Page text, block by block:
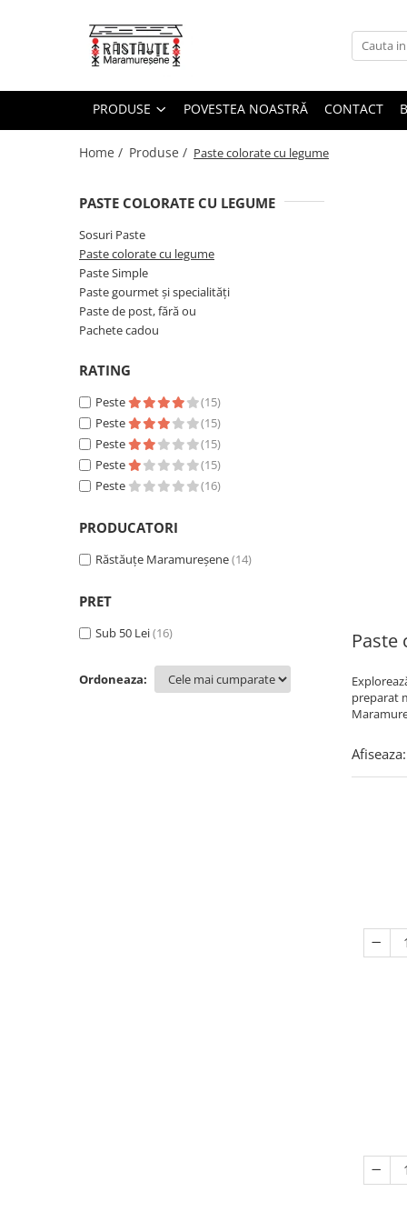
Paste colorate cu legume
Paste Simple
Paste de post, fără ou
Pachete cadou
PRODUSE POVESTEA NOASTRĂ CONTACT
Home / Produse / Paste colorate cu legume
Paste
preparat
PASTE COLORATE CU LEGUME
Sosuri Paste
Paste colorate cu legume
Paste Simple
Paste gourmet și specialități
Paste de post, fără ou
Pachete cadou
RATING
Peste
(15)
Peste
(15)
Peste
(15)
Peste
(15)
Peste
(16)
PRODUCATORI
Răstăuțe Maramureșene(14)
PRET
Sub 50 Lei(16)
Ordoneaza:
Afiseaza: